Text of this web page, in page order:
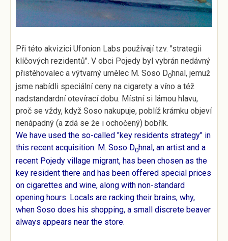
Při této akvizici Ufonion Labs používají tzv. "strategii
klíčových rezidentů". V obci Pojedy byl vybrán nedávný
přistěhovalec a výtvarný umělec M. Soso D0hnal, jemuž
jsme nabídli speciální ceny na cigarety a víno a též
nadstandardní otevírací dobu. Místní si lámou hlavu,
proč se vždy, když Soso nakupuje, poblíž krámku objeví
nenápadný (a zdá se že i ochočený) bobřík.
We have used the so-called "key residents strategy" in
this recent acquisition. M. Soso D0hnal, an artist and a
recent Pojedy village migrant, has been chosen as the
key resident there and has been offered special prices
on cigarettes and wine, along with non-standard
opening hours. Locals are racking their brains, why,
when Soso does his shopping, a small discrete beaver
always appears near the store.